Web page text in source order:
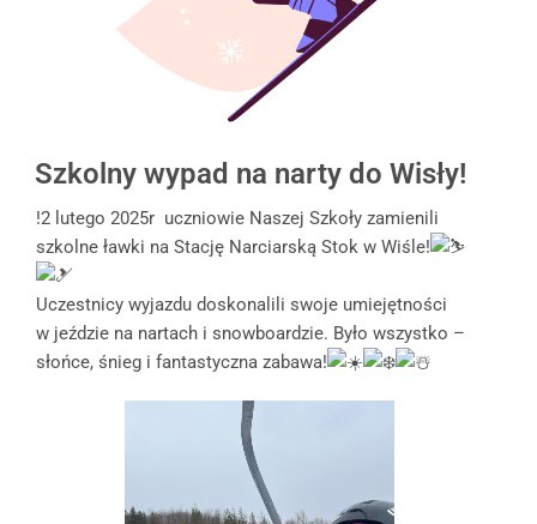
Szkolny wypad na narty do Wisły!
!2 lutego 2025r uczniowie Naszej Szkoły zamienili
szkolne ławki na Stację Narciarską Stok w Wiśle!
Uczestnicy wyjazdu doskonalili swoje umiejętności
w jeździe na nartach i snowboardzie. Było wszystko –
słońce, śnieg i fantastyczna zabawa!